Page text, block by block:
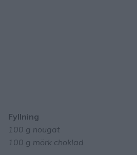
Fyllning
100 g nougat
100 g mörk choklad